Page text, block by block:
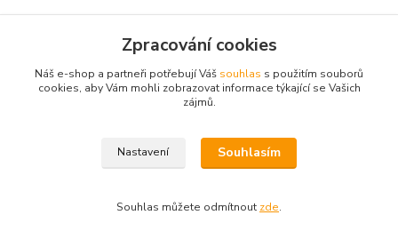
ARF rychlostavebnice
Polomakety sportovní
Polomakety sportovní
Zpracování cookies
Náš e-shop a partneři potřebují Váš souhlas s použitím souborů
cookies, aby Vám mohli zobrazovat informace týkající se Vašich
zájmů.
Nastavení Souhlasím
Souhlas můžete odmítnout zde.